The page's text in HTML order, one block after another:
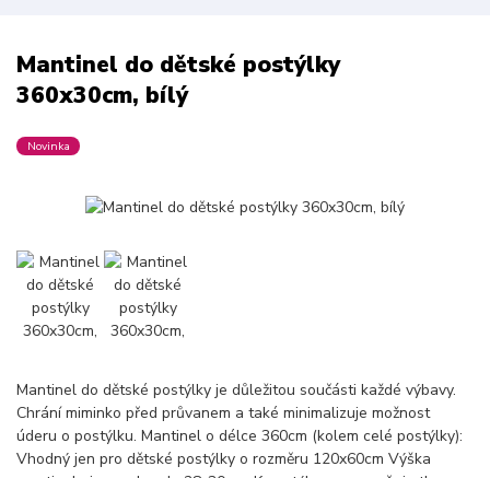
Mantinel do dětské postýlky
360x30cm, bílý
Novinka
Mantinel do dětské postýlky je důležitou součásti každé výbavy.
Chrání miminko před průvanem a také minimalizuje možnost
úderu o postýlku. Mantinel o délce 360cm (kolem celé postýlky):
Vhodný jen pro dětské postýlky o rozměru 120x60cm Výška